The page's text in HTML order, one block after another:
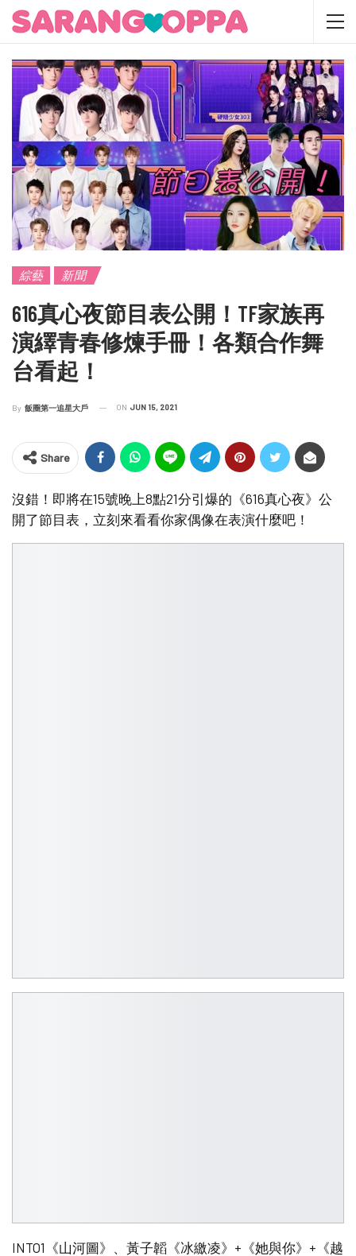
綜藝 新聞
616真心夜節目表公開！TF家族再
演繹青春修煉手冊！各類合作舞
台看起！
By 飯圈第一追星大戶 ON JUN 15, 2021
Share
沒錯！即將在15號晚上8點21分引爆的《616真心夜》公
開了節目表，立刻來看看你家偶像在表演什麼吧！
INTO1《山河圖》、黃子韜《冰繳凌》+《她與你》+《越